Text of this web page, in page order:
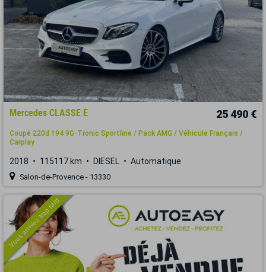
Mercedes CLASSE E 25 490 €
Coupé 220d 194 9G-Tronic Sportline / Pack AMG / Véhicule Français /
Carplay
2018 115117 km DIESEL Automatique
Salon-de-Provence - 13330
Vous arrivez trop tard